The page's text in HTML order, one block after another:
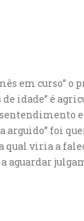
em curso”
de idade” é
arguido” foi
qual viria a